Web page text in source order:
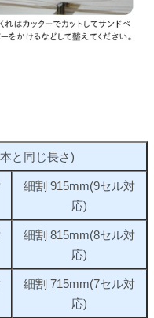
と同じ長さ)
細割 915mm(9セル対
応)
細割 815mm(8セル対
応)
細割 715mm(7セル対
応)